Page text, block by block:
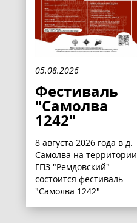
05.08.2026
Фестиваль
"Самолва
1242"
8 августа 2026 года в д.
Самолва на территории
ГПЗ "Ремдовский"
состоится фестиваль
"Самолва 1242"